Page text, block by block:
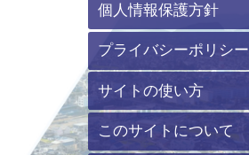
個人情報保護方針
プライバシーポリシー
サイトの使い方
このサイトについて